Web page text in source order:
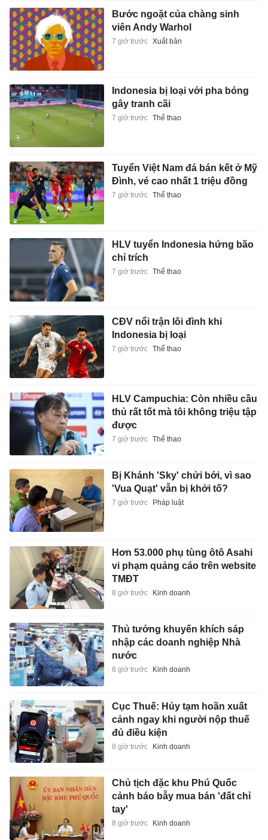
Bước ngoặt của chàng sinh
viên Andy Warhol
7 giờ trước Xuất bản
Indonesia bị loại với pha bóng
gây tranh cãi
7 giờ trước Thể thao
Tuyển Việt Nam đá bán kết ở Mỹ
Đình, vé cao nhất 1 triệu đồng
7 giờ trước Thể thao
HLV tuyển Indonesia hứng bão
chỉ trích
7 giờ trước Thể thao
CĐV nổi trận lôi đình khi
Indonesia bị loại
7 giờ trước Thể thao
HLV Campuchia: Còn nhiều cầu
thủ rất tốt mà tôi không triệu tập
được
7 giờ trước Thể thao
Bị Khánh 'Sky' chửi bới, vì sao
'Vua Quạt' vẫn bị khởi tố?
7 giờ trước Pháp luật
Hơn 53.000 phụ tùng ôtô Asahi
vi phạm quảng cáo trên website
TMĐT
8 giờ trước Kinh doanh
Thủ tướng khuyến khích sáp
nhập các doanh nghiệp Nhà
nước
8 giờ trước Kinh doanh
Cục Thuế: Hủy tạm hoãn xuất
cảnh ngay khi người nộp thuế
đủ điều kiện
8 giờ trước Kinh doanh
Chủ tịch đặc khu Phú Quốc
cảnh báo bẫy mua bán 'đất chỉ
tay'
8 giờ trước Kinh doanh